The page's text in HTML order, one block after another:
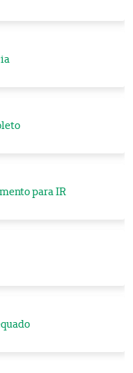
para IR